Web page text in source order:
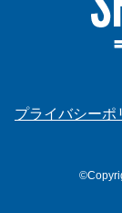
プライバシーポ